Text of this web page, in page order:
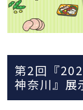
第2回『
神奈川』展